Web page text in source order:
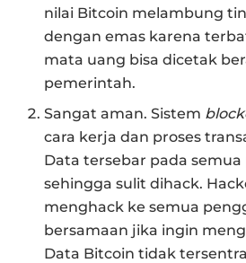
nilai Bitcoin melambung
dengan emas karena
mata uang bisa dicetak
pemerintah.
Sangat aman. Sistem
cara kerja dan proses
Data tersebar pada
sehingga sulit dihack.
menghack ke semua
bersamaan jika ingin
Data Bitcoin tidak